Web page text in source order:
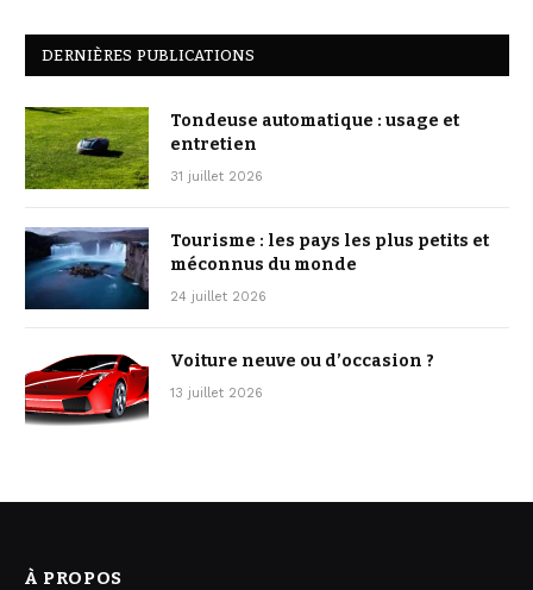
DERNIÈRES PUBLICATIONS
Tondeuse automatique : usage et
entretien
31 juillet 2026
Tourisme : les pays les plus petits et
méconnus du monde
24 juillet 2026
Voiture neuve ou d’occasion ?
13 juillet 2026
À PROPOS